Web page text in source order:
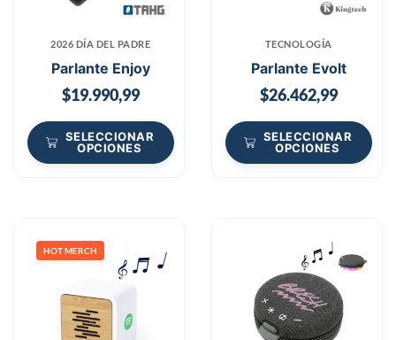
2026 DÍA DEL PADRE
Parlante Enjoy
$19.990,99
SELECCIONAR
OPCIONES
TECNOLOGÍA
Parlante Evolt
$26.462,99
SELECCIONAR
OPCIONES
HOT MERCH